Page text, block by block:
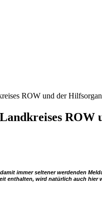
ROW und der
immer seltener werdenden
enthalten, wird natürlich auch hier